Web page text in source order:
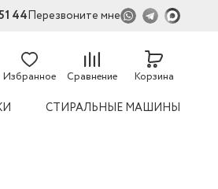
44Перезвоните мне
Избранное Сравнение
54
Корзина
СТИРАЛЬНЫЕ МАШИНЫ